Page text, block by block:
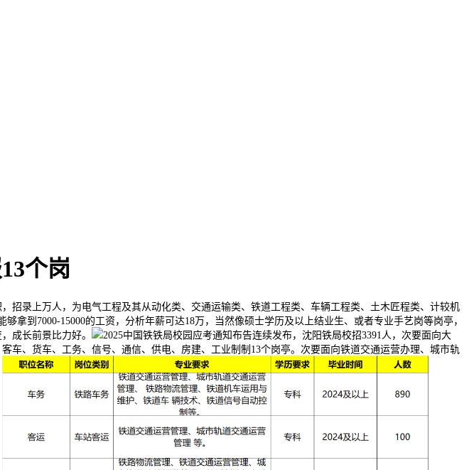
个岗
录上万人，为电气工程及其从动化类、交通运输类、铁道工程类、车辆工程类、土木匠程类、计较机
拿到7000-15000的工资，分析年薪可达18万，当然像硕士学历及以上结业生、或者专业手艺岗等岗亭，
成长前景比力好。
2025中国铁铁局校园应考通知布告连续发布，沈阳铁局校招3391人，次要面向大
车、货车、工务、信号、通信、供电、房建、工业制制13个岗亭。次要面向铁道交通运营办理、城市轨